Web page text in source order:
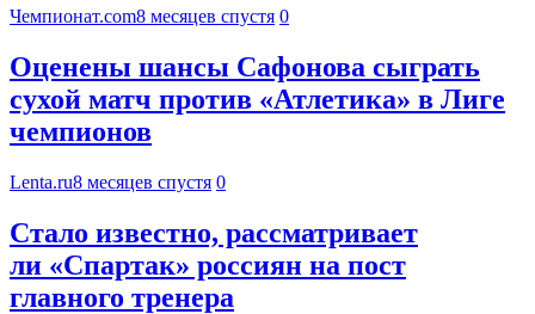
Чемпионат.com8 месяцев спустя 0
Оценены шансы Сафонова сыграть
сухой матч против «Атлетика» в Лиге
чемпионов
Lenta.ru8 месяцев спустя 0
Стало известно, рассматривает
ли «Спартак» россиян на пост
главного тренера